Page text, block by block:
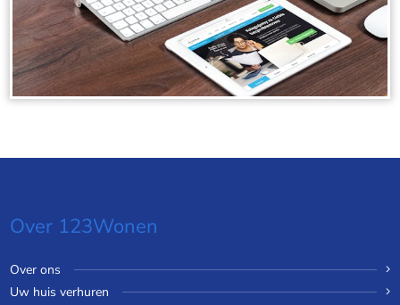
Over 123Wonen
Over ons
Uw huis verhuren